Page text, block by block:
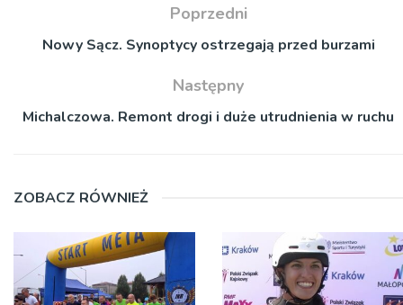
Poprzedni
Nowy Sącz. Synoptycy ostrzegają przed burzami
Następny
Michalczowa. Remont drogi i duże utrudnienia w ruchu
ZOBACZ RÓWNIEŻ